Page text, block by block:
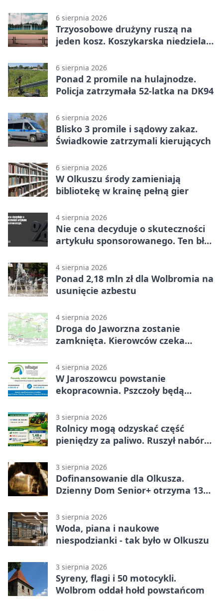
6 sierpnia 2026
Trzyosobowe drużyny ruszą na
jeden kosz. Koszykarska niedziela
6 sierpnia 2026
Ponad 2 promile na hulajnodze.
Policja zatrzymała 52-latka na DK94
6 sierpnia 2026
Blisko 3 promile i sądowy zakaz.
Świadkowie zatrzymali kierujących
6 sierpnia 2026
W Olkuszu środy zamieniają
bibliotekę w krainę pełną gier
4 sierpnia 2026
Nie cena decyduje o skuteczności
artykułu sponsorowanego. Ten błąd
4 sierpnia 2026
Ponad 2,18 mln zł dla Wolbromia na
usunięcie azbestu
4 sierpnia 2026
Droga do Jaworzna zostanie
zamknięta. Kierowców czeka
4 sierpnia 2026
W Jaroszowcu powstanie
ekopracownia. Pszczoły będą
3 sierpnia 2026
Rolnicy mogą odzyskać część
pieniędzy za paliwo. Ruszył nabór
3 sierpnia 2026
Dofinansowanie dla Olkusza.
Dzienny Dom Senior+ otrzyma 134
3 sierpnia 2026
Woda, piana i naukowe
niespodzianki - tak było w Olkuszu
3 sierpnia 2026
Syreny, flagi i 50 motocykli.
Wolbrom oddał hołd powstańcom